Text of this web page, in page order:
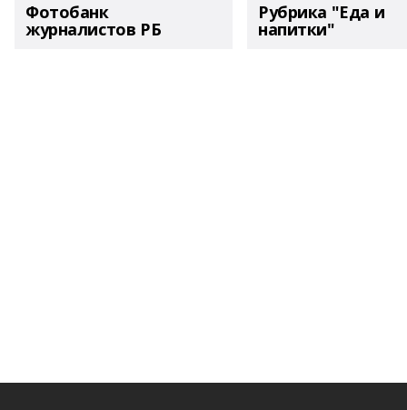
Фотобанк
журналистов РБ
Рубрика "Еда и
напитки"